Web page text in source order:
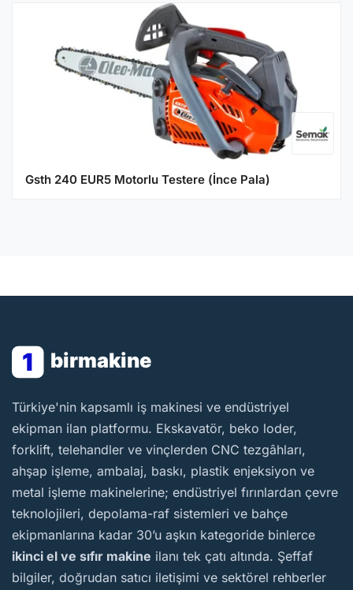
Gsth 240 EUR5 Motorlu Testere (İnce Pala)
1 birmakine
BirMakine
Türkiye'nin kapsamlı iş makinesi ve endüstriyel
ekipman ilan platformu. Ekskavatör, beko loder,
forklift, telehandler ve vinçlerden CNC tezgâhları,
ahşap işleme, ambalaj, baskı, plastik enjeksiyon ve
metal işleme makinelerine; endüstriyel fırınlardan çevre
teknolojileri, depolama-raf sistemleri ve bahçe
ekipmanlarına kadar 30’u aşkın kategoride binlerce
ikinci el ve sıfır makine ilanı tek çatı altında. Şeffaf
bilgiler, doğrudan satıcı iletişimi ve sektörel rehberler